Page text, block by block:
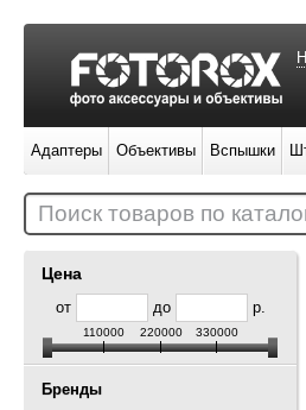
Цена
от до р.
110000 220000 330000
Бренды
Адаптеры Объективы Вспышки
Поиск товаров по